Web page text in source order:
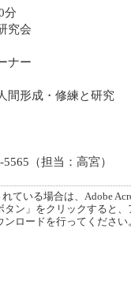
分
究会
ナー
形成・修練と研究
（担当：高宮）
ている場合は、Adobe
ン」をクリックすると
ロードを行ってください